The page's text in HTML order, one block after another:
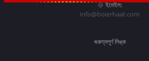
ইমেইল:
info@boierhaat.com
গুরুত্বপূর্ণ লিঙ্ক